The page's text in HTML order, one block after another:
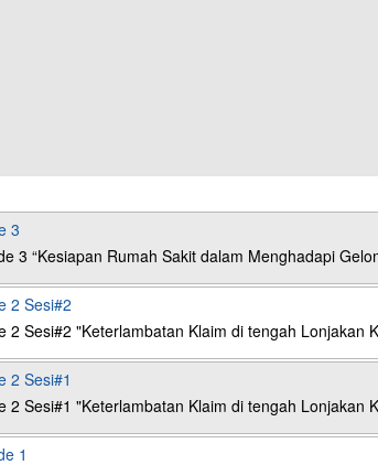
3
3 “Kesiapan Rumah Sakit dalam Menghadapi
2 Sesi#2
2 Sesi#2 "Keterlambatan Klaim di tengah Lonjakan
2 Sesi#1
2 Sesi#1 "Keterlambatan Klaim di tengah Lonjakan
1